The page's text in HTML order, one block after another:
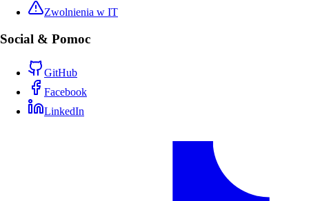
Zwolnienia w IT
Social & Pomoc
GitHub
Facebook
LinkedIn